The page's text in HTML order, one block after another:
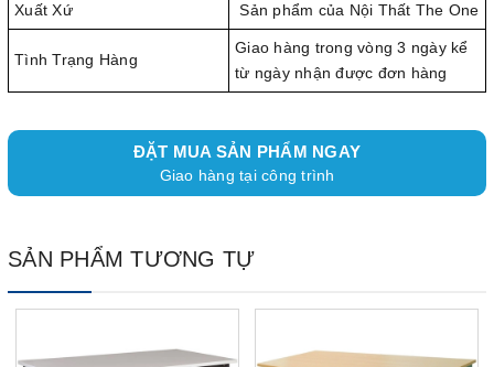
Xuất Xứ Sản phẩm của Nội Thất The One
Tình Trạng Hàng
Giao hàng trong vòng 3 ngày kể
từ ngày nhận được đơn hàng
ĐẶT MUA SẢN PHẨM NGAY
Giao hàng tại công trình
SẢN PHẨM TƯƠNG TỰ